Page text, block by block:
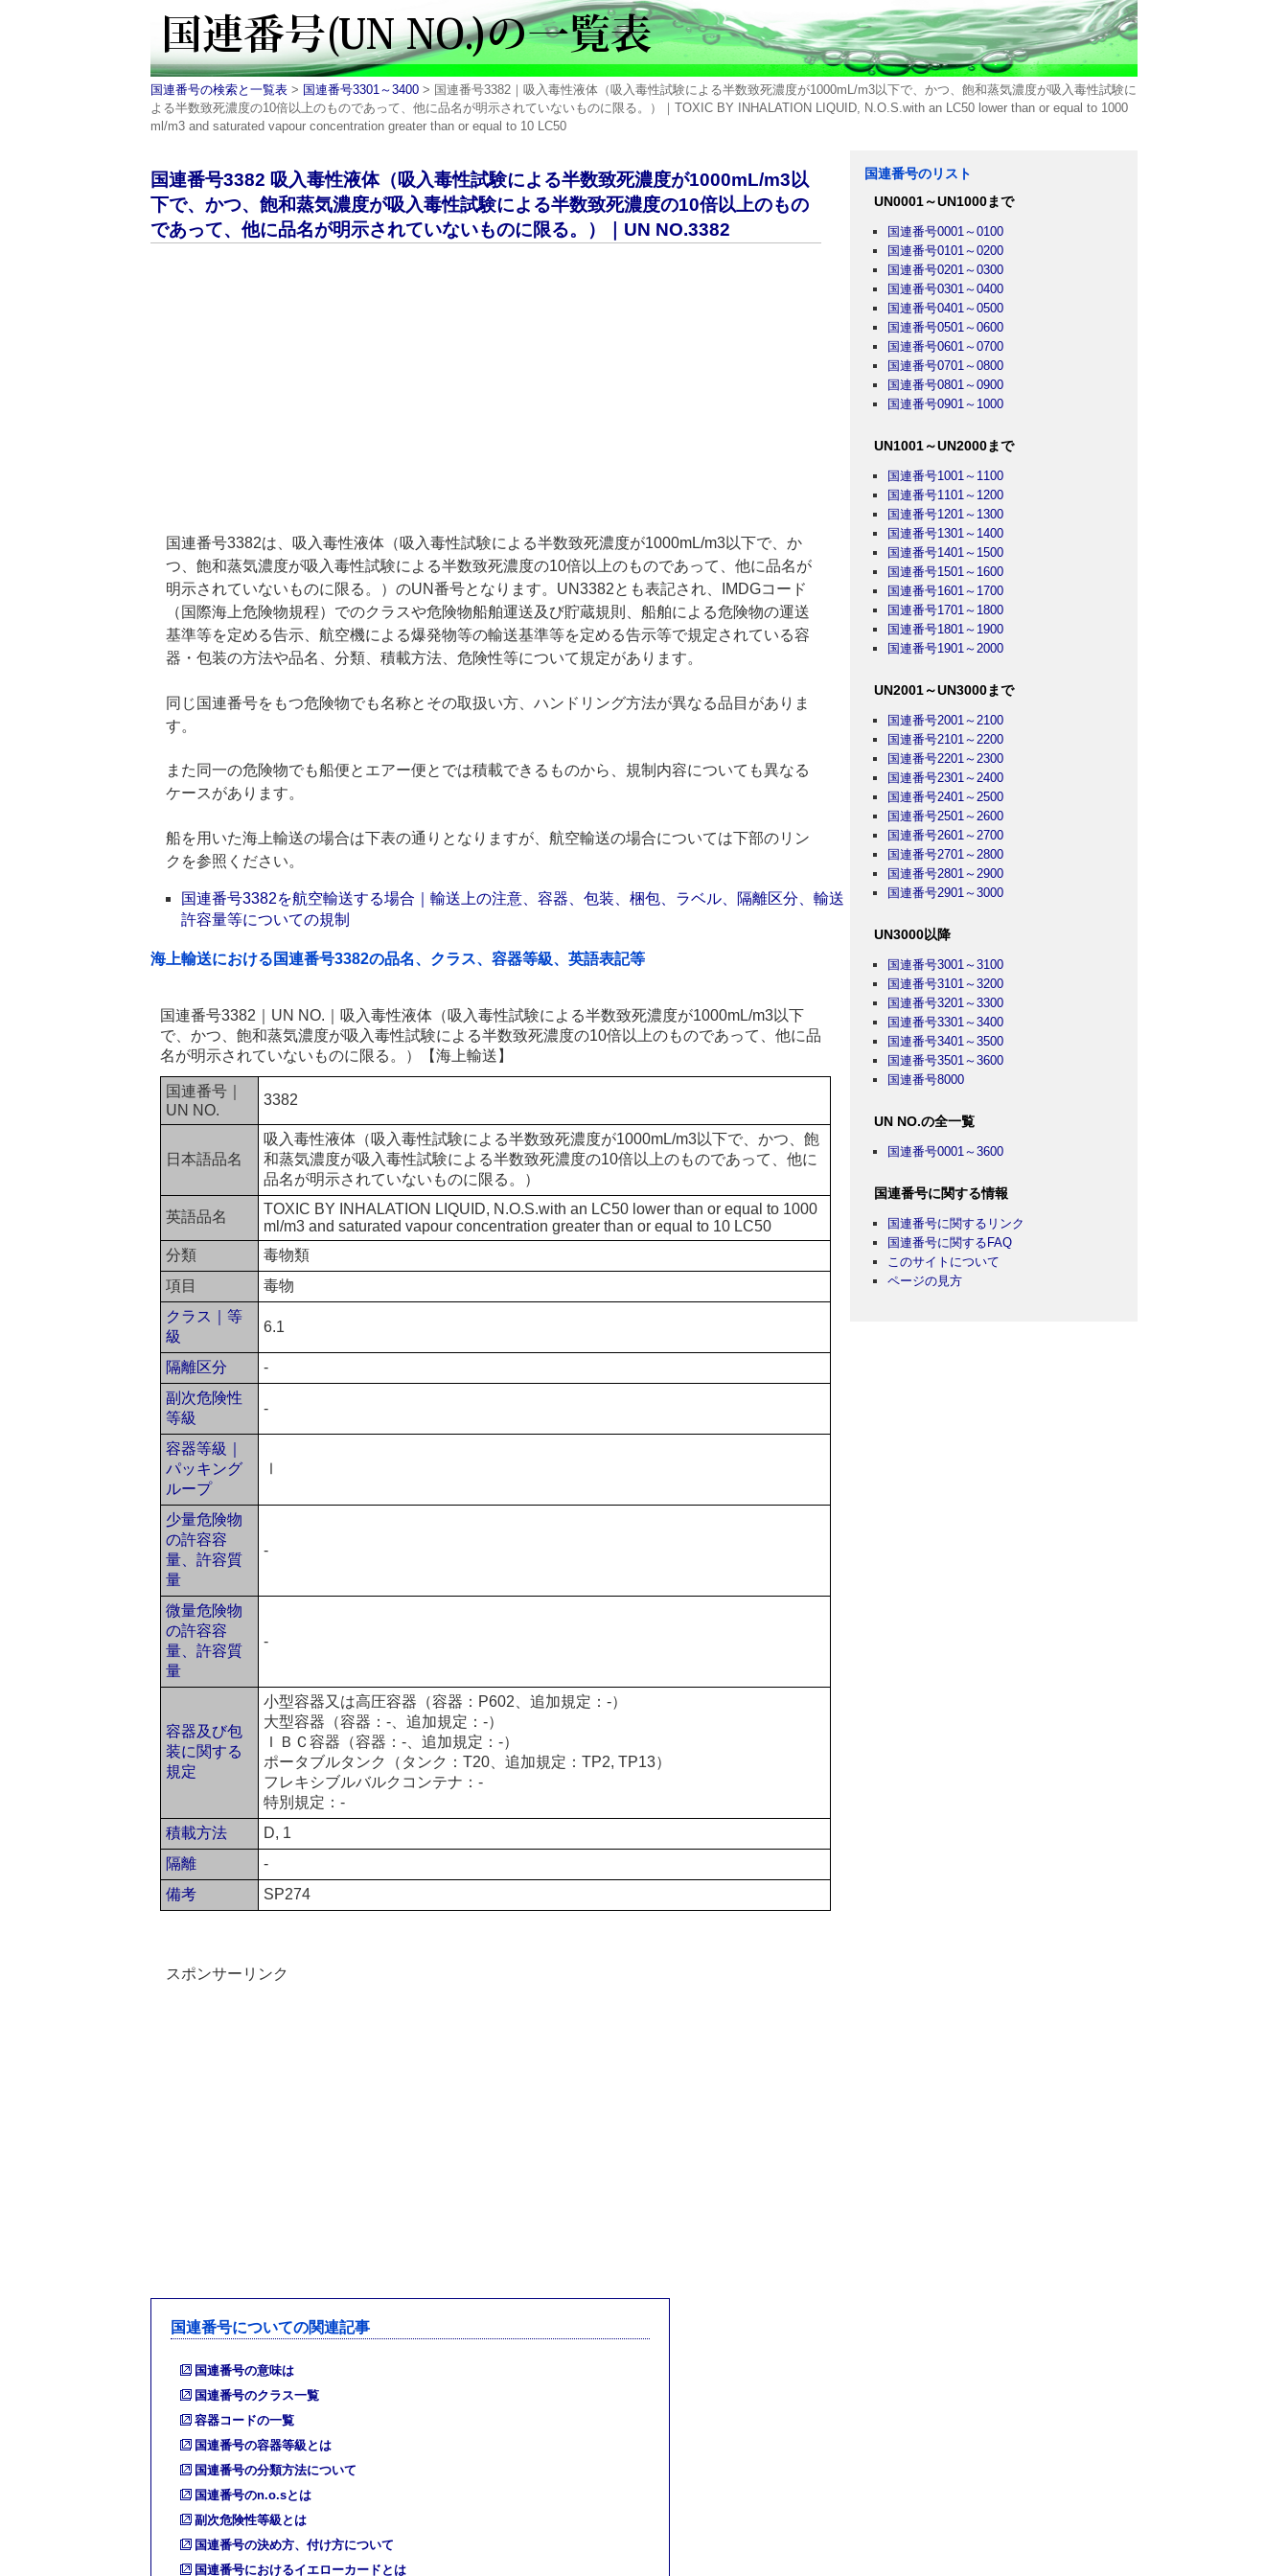
国連番号の検索と一覧表 > 国連番号3301～3400 > 国連番号3382｜吸入毒性液体（吸入毒性試験による半数致死濃度が1000mL/m3以下で、かつ、飽和蒸気濃度が吸入毒性試験に
よる半数致死濃度の10倍以上のものであって、他に品名が明示されていないものに限る。）｜TOXIC BY INHALATION LIQUID, N.O.S.with an LC50 lower than or equal to 1000
ml/m3 and saturated vapour concentration greater than or equal to 10 LC50
国連番号3382 吸入毒性液体（吸入毒性試験による半数致死濃度が1000mL/m3以
下で、かつ、飽和蒸気濃度が吸入毒性試験による半数致死濃度の10倍以上のもの
であって、他に品名が明示されていないものに限る。）｜UN NO.3382
国連番号3382は、吸入毒性液体（吸入毒性試験による半数致死濃度が1000mL/m3以下で、か
つ、飽和蒸気濃度が吸入毒性試験による半数致死濃度の10倍以上のものであって、他に品名が
明示されていないものに限る。）のUN番号となります。UN3382とも表記され、IMDGコード
（国際海上危険物規程）でのクラスや危険物船舶運送及び貯蔵規則、船舶による危険物の運送
基準等を定める告示、航空機による爆発物等の輸送基準等を定める告示等で規定されている容
器・包装の方法や品名、分類、積載方法、危険性等について規定があります。
同じ国連番号をもつ危険物でも名称とその取扱い方、ハンドリング方法が異なる品目がありま
す。
また同一の危険物でも船便とエアー便とでは積載できるものから、規制内容についても異なる
ケースがあります。
船を用いた海上輸送の場合は下表の通りとなりますが、航空輸送の場合については下部のリン
クを参照ください。
国連番号3382を航空輸送する場合｜輸送上の注意、容器、包装、梱包、ラベル、隔離区分、輸送
許容量等についての規制
海上輸送における国連番号3382の品名、クラス、容器等級、英語表記等
国連番号3382｜UN NO.｜吸入毒性液体（吸入毒性試験による半数致死濃度が1000mL/m3以下
で、かつ、飽和蒸気濃度が吸入毒性試験による半数致死濃度の10倍以上のものであって、他に品
名が明示されていないものに限る。）【海上輸送】
国連番号｜
UN NO.
3382
日本語品名
吸入毒性液体（吸入毒性試験による半数致死濃度が1000mL/m3以下で、かつ、飽
和蒸気濃度が吸入毒性試験による半数致死濃度の10倍以上のものであって、他に
品名が明示されていないものに限る。）
英語品名
TOXIC BY INHALATION LIQUID, N.O.S.with an LC50 lower than or equal to 1000
ml/m3 and saturated vapour concentration greater than or equal to 10 LC50
分類
毒物類
項目
毒物
クラス｜等
級
6.1
隔離区分
-
副次危険性
等級
-
容器等級｜
パッキング
ループ
Ⅰ
少量危険物
の許容容
量、許容質
量
-
微量危険物
の許容容
量、許容質
量
-
容器及び包
装に関する
規定
小型容器又は高圧容器（容器：P602、追加規定：-）
大型容器（容器：-、追加規定：-）
ＩＢＣ容器（容器：-、追加規定：-）
ポータブルタンク（タンク：T20、追加規定：TP2, TP13）
フレキシブルバルクコンテナ：-
特別規定：-
積載方法
D, 1
隔離
-
備考
SP274
スポンサーリンク
国連番号についての関連記事
国連番号の意味は
国連番号のクラス一覧
容器コードの一覧
国連番号の容器等級とは
国連番号の分類方法について
国連番号のn.o.sとは
副次危険性等級とは
国連番号の決め方、付け方について
国連番号におけるイエローカードとは
国連番号のリスト
UN0001～UN1000まで
国連番号0001～0100
国連番号0101～0200
国連番号0201～0300
国連番号0301～0400
国連番号0401～0500
国連番号0501～0600
国連番号0601～0700
国連番号0701～0800
国連番号0801～0900
国連番号0901～1000
UN1001～UN2000まで
国連番号1001～1100
国連番号1101～1200
国連番号1201～1300
国連番号1301～1400
国連番号1401～1500
国連番号1501～1600
国連番号1601～1700
国連番号1701～1800
国連番号1801～1900
国連番号1901～2000
UN2001～UN3000まで
国連番号2001～2100
国連番号2101～2200
国連番号2201～2300
国連番号2301～2400
国連番号2401～2500
国連番号2501～2600
国連番号2601～2700
国連番号2701～2800
国連番号2801～2900
国連番号2901～3000
UN3000以降
国連番号3001～3100
国連番号3101～3200
国連番号3201～3300
国連番号3301～3400
国連番号3401～3500
国連番号3501～3600
国連番号8000
UN NO.の全一覧
国連番号0001～3600
国連番号に関する情報
国連番号に関するリンク
国連番号に関するFAQ
このサイトについて
ページの見方